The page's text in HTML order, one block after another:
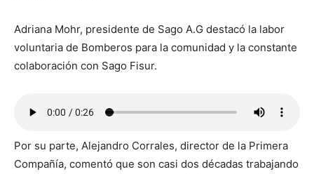
Adriana Mohr, presidente de Sago A.G destacó la labor
voluntaria de Bomberos para la comunidad y la constante
colaboración con Sago Fisur.
Por su parte, Alejandro Corrales, director de la Primera
Compañía, comentó que son casi dos décadas trabajando